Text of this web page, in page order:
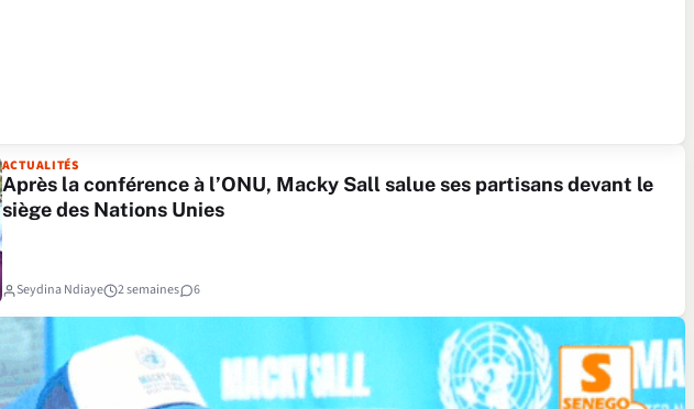
ACTUALITÉS
Après la conférence à l’ONU, Macky Sall salue ses partisans devant le
siège des Nations Unies
Seydina Ndiaye 2 semaines 6